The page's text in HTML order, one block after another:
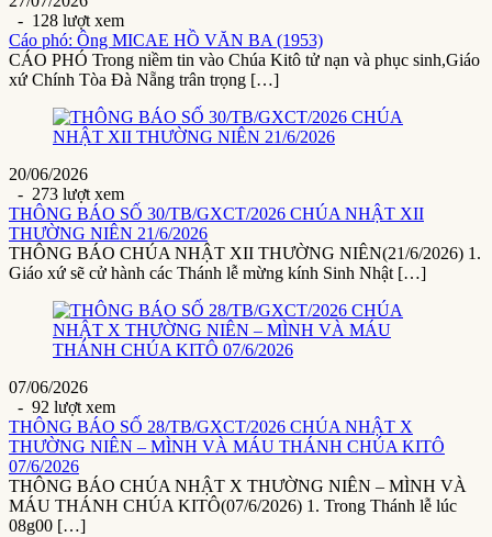
- 128 lượt xem
Cáo phó: Ông MICAE HỒ VĂN BA (1953)
CÁO PHÓ Trong niềm tin vào Chúa Kitô tử nạn và phục sinh,Giáo
xứ Chính Tòa Đà Nẵng trân trọng […]
20/06/2026
- 273 lượt xem
THÔNG BÁO SỐ 30/TB/GXCT/2026 CHÚA NHẬT XII
THƯỜNG NIÊN 21/6/2026
THÔNG BÁO CHÚA NHẬT XII THƯỜNG NIÊN(21/6/2026) 1.
Giáo xứ sẽ cử hành các Thánh lễ mừng kính Sinh Nhật […]
07/06/2026
- 92 lượt xem
THÔNG BÁO SỐ 28/TB/GXCT/2026 CHÚA NHẬT X
THƯỜNG NIÊN – MÌNH VÀ MÁU THÁNH CHÚA KITÔ
07/6/2026
THÔNG BÁO CHÚA NHẬT X THƯỜNG NIÊN – MÌNH VÀ
MÁU THÁNH CHÚA KITÔ(07/6/2026) 1. Trong Thánh lễ lúc
08g00 […]